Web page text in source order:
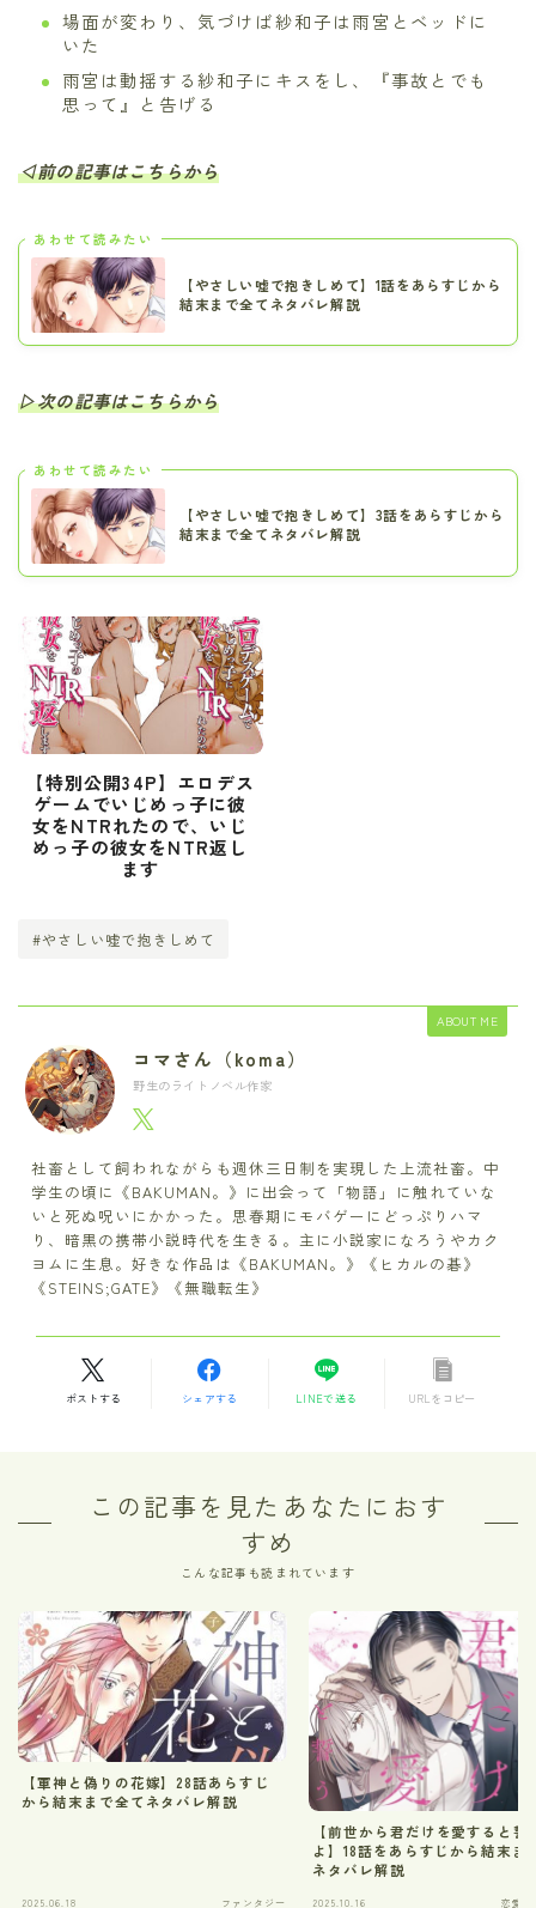
場面が変わり、気づけば紗和子は雨宮とベッドに
いた
雨宮は動揺する紗和子にキスをし、『事故とでも
思って』と告げる
◁前の記事はこちらから
あわせて読みたい
【やさしい嘘で抱きしめて】1話をあらすじから
結末まで全てネタバレ解説
▷次の記事はこちらから
あわせて読みたい
【やさしい嘘で抱きしめて】3話をあらすじから
結末まで全てネタバレ解説
【特別公開34P】エロデス
ゲームでいじめっ子に彼
女をNTRれたので、いじ
めっ子の彼女をNTR返し
ます
#やさしい嘘で抱きしめて
ABOUT ME
コマさん（koma）
野生のライトノベル作家
社畜として飼われながらも週休三日制を実現した上流社畜。中
学生の頃に《BAKUMAN。》に出会って「物語」に触れていな
いと死ぬ呪いにかかった。思春期にモバゲーにどっぷりハマ
り、暗黒の携帯小説時代を生きる。主に小説家になろうやカク
ヨムに生息。好きな作品は《BAKUMAN。》《ヒカルの碁》
《STEINS;GATE》《無職転生》
ポストする シェアする LINEで送る URLをコピー
この記事を見たあなたにおす
すめ
こんな記事も読まれています
【軍神と偽りの花嫁】28話あらすじ
から結末まで全てネタバレ解説
2025.06.18 ファンタジー
【前世から君だけを愛すると誓
よ】18話をあらすじから結末ま
ネタバレ解説
2025.10.16 恋愛・